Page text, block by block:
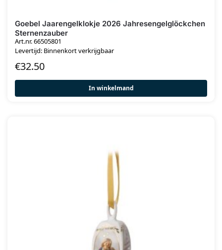
Goebel Jaarengelklokje 2026 Jahresengelglöckchen
Sternenzauber
Art.nr. 66505801
Levertijd: Binnenkort verkrijgbaar
€32.50
In winkelmand